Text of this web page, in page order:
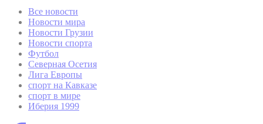
Все новости
Новости мира
Новости Грузии
Новости спорта
Футбол
Северная Осетия
Лига Европы
спорт на Кавказе
спорт в мире
Иберия 1999